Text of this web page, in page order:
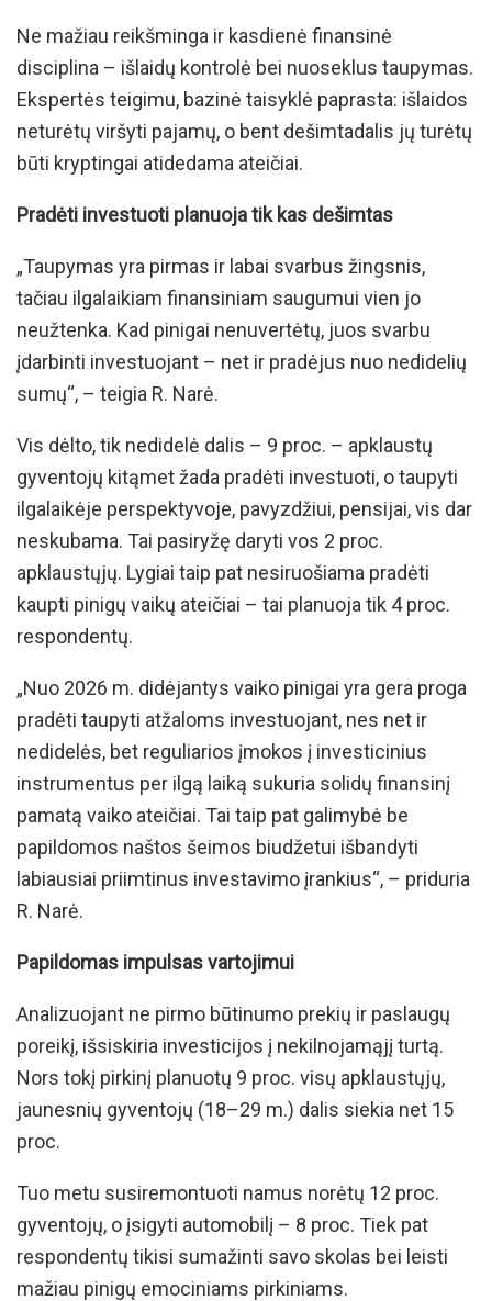
Ne mažiau reikšminga ir kasdienė finansinė
disciplina – išlaidų kontrolė bei nuoseklus taupymas.
Ekspertės teigimu, bazinė taisyklė paprasta: išlaidos
neturėtų viršyti pajamų, o bent dešimtadalis jų turėtų
būti kryptingai atidedama ateičiai.
Pradėti investuoti planuoja tik kas dešimtas
„Taupymas yra pirmas ir labai svarbus žingsnis,
tačiau ilgalaikiam finansiniam saugumui vien jo
neužtenka. Kad pinigai nenuvertėtų, juos svarbu
įdarbinti investuojant – net ir pradėjus nuo nedidelių
sumų“, – teigia R. Narė.
Vis dėlto, tik nedidelė dalis – 9 proc. – apklaustų
gyventojų kitąmet žada pradėti investuoti, o taupyti
ilgalaikėje perspektyvoje, pavyzdžiui, pensijai, vis dar
neskubama. Tai pasiryžę daryti vos 2 proc.
apklaustųjų. Lygiai taip pat nesiruošiama pradėti
kaupti pinigų vaikų ateičiai – tai planuoja tik 4 proc.
respondentų.
„Nuo 2026 m. didėjantys vaiko pinigai yra gera proga
pradėti taupyti atžaloms investuojant, nes net ir
nedidelės, bet reguliarios įmokos į investicinius
instrumentus per ilgą laiką sukuria solidų finansinį
pamatą vaiko ateičiai. Tai taip pat galimybė be
papildomos naštos šeimos biudžetui išbandyti
labiausiai priimtinus investavimo įrankius“, – priduria
R. Narė.
Papildomas impulsas vartojimui
Analizuojant ne pirmo būtinumo prekių ir paslaugų
poreikį, išsiskiria investicijos į nekilnojamąjį turtą.
Nors tokį pirkinį planuotų 9 proc. visų apklaustųjų,
jaunesnių gyventojų (18–29 m.) dalis siekia net 15
proc.
Tuo metu susiremontuoti namus norėtų 12 proc.
gyventojų, o įsigyti automobilį – 8 proc. Tiek pat
respondentų tikisi sumažinti savo skolas bei leisti
mažiau pinigų emociniams pirkiniams.